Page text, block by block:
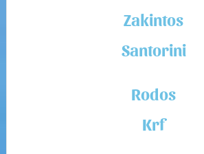
Zakintos
Santorini
Rodos
Krf